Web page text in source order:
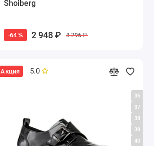
Shoiberg
-64 % 2 948 ₽ 8 296 ₽
Акция 5.0
36
37
38
39
40